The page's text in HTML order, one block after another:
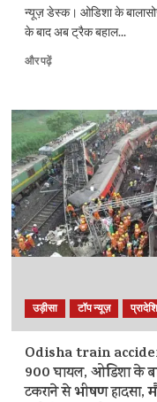
पढ़ें
न्यूज़ डेस्क। ओडिशा के
के बाद अब ट्रैक बहाल...
और पढ़ेंBalasore
अज्ञात
व्यक्तियों
के
खिलाफ
FIR,
रेलवे
एक्ट
के
तहत
मामला
नहीं
भी
संभव,
CBI
जांच
उड़ीसा टॉप न्यूज़
Odisha train
900 घायल, ओडिशा के
टकराने से भीषण हादसा,